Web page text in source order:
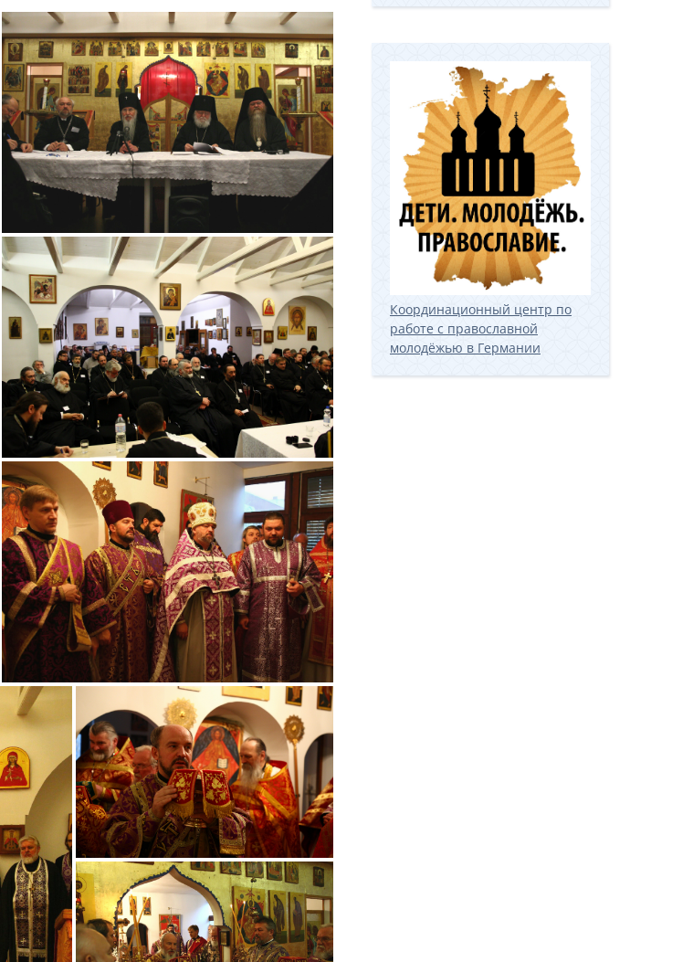
Координационный центр по
работе с православной
молодёжью в Германии